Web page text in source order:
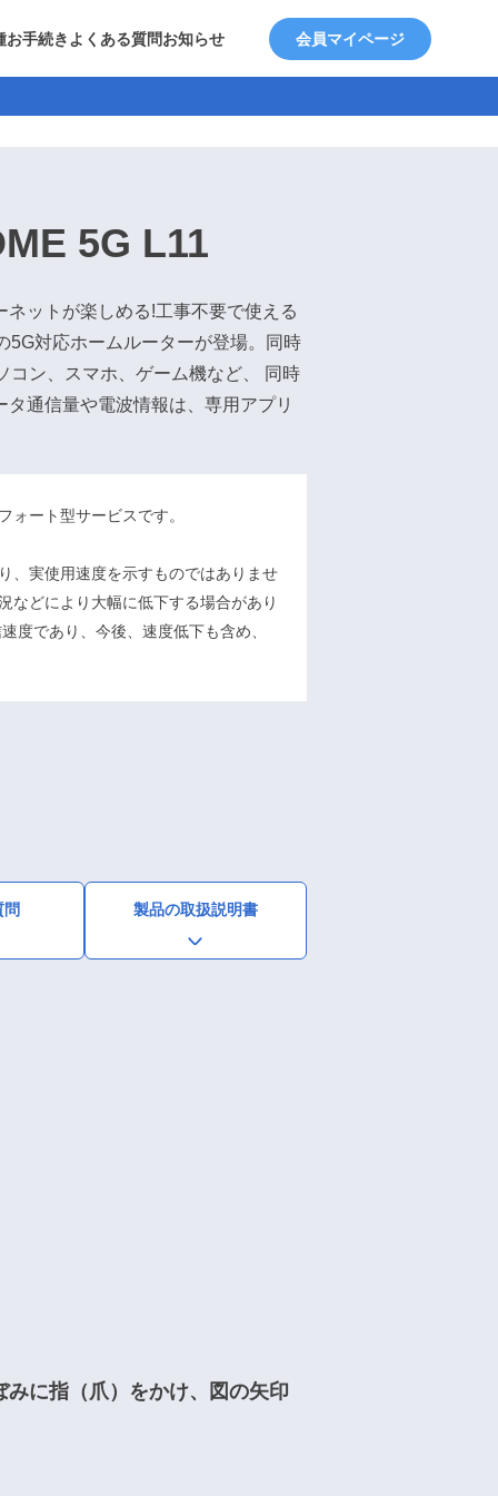
お手続き よくある質問お知らせ 会員マイページ
5G L11
ットが楽しめる!工事不要で使える
5G対応ホームルーターが登場。同時
コン、スマホ、ゲーム機など、 同時
通信量や電波情報は、専用アプリ
ート型サービスです。
、実使用速度を示すものではありませ
などにより大幅に低下する場合があり
度であり、今後、速度低下も含め、
問 製品の取扱説明書
に指（爪）をかけ、図の矢印